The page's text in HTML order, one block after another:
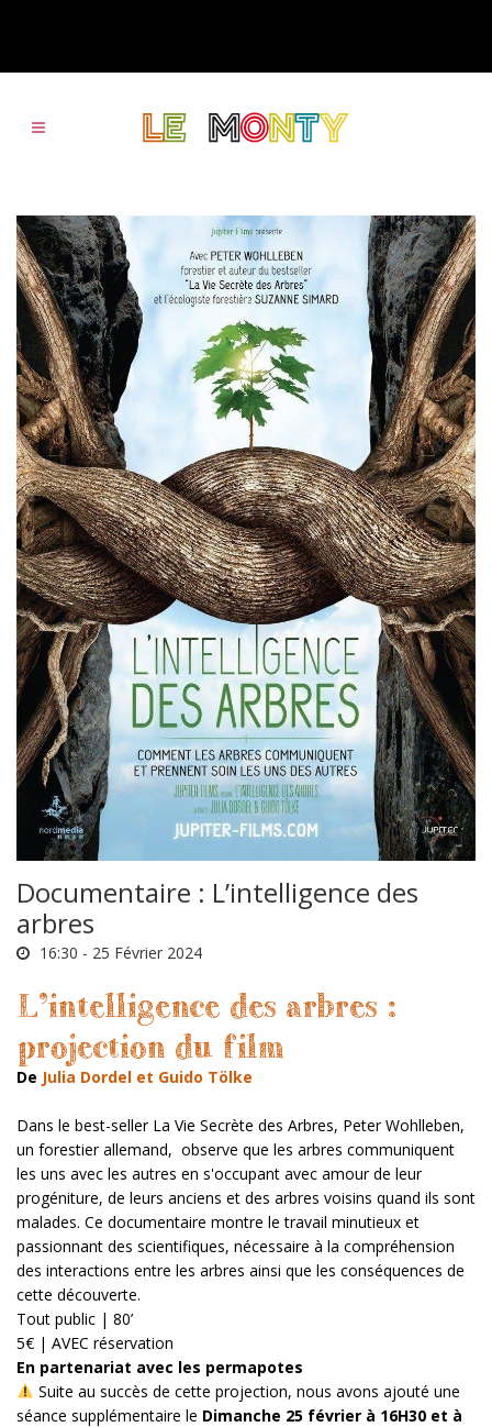
Documentaire : L’intelligence des
arbres
16:30 - 25 Février 2024
L’intelligence des arbres :
projection du film
De Julia Dordel et Guido Tölke
Dans le best-seller La Vie Secrète des Arbres, Peter Wohlleben,
un forestier allemand, observe que les arbres communiquent
les uns avec les autres en s'occupant avec amour de leur
progéniture, de leurs anciens et des arbres voisins quand ils sont
malades. Ce documentaire montre le travail minutieux et
passionnant des scientifiques, nécessaire à la compréhension
des interactions entre les arbres ainsi que les conséquences de
cette découverte.
Tout public | 80’
5€ | AVEC réservation
En partenariat avec les permapotes
Suite au succès de cette projection, nous avons ajouté une
séance supplémentaire le Dimanche 25 février à 16H30 et à